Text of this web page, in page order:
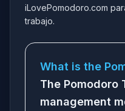
iLovePomodoro.com
trabajo.
What is the
The Pomodoro
management